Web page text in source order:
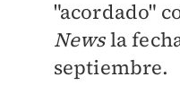
"acordado"
Newsla
septiembre.